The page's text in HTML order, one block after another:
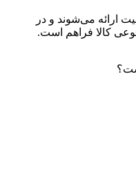
ارائه می‌شوند و در
کالا فراهم است.